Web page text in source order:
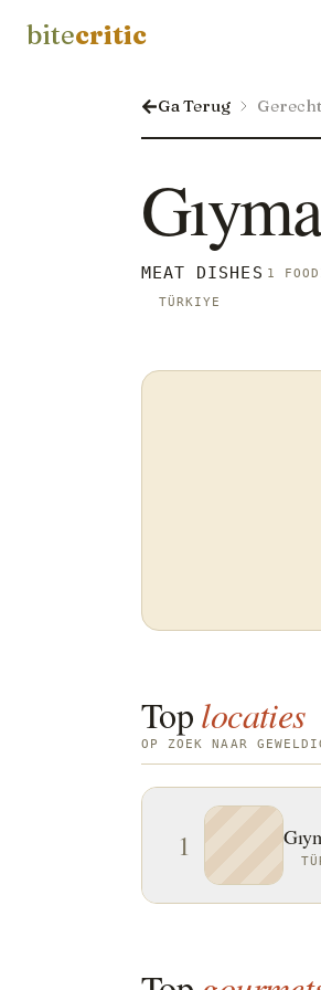
bitecritic
Ga Terug
MEAT DISHES 1
TÜRKIYE
Toplocaties
OP ZOEK NAAR
1